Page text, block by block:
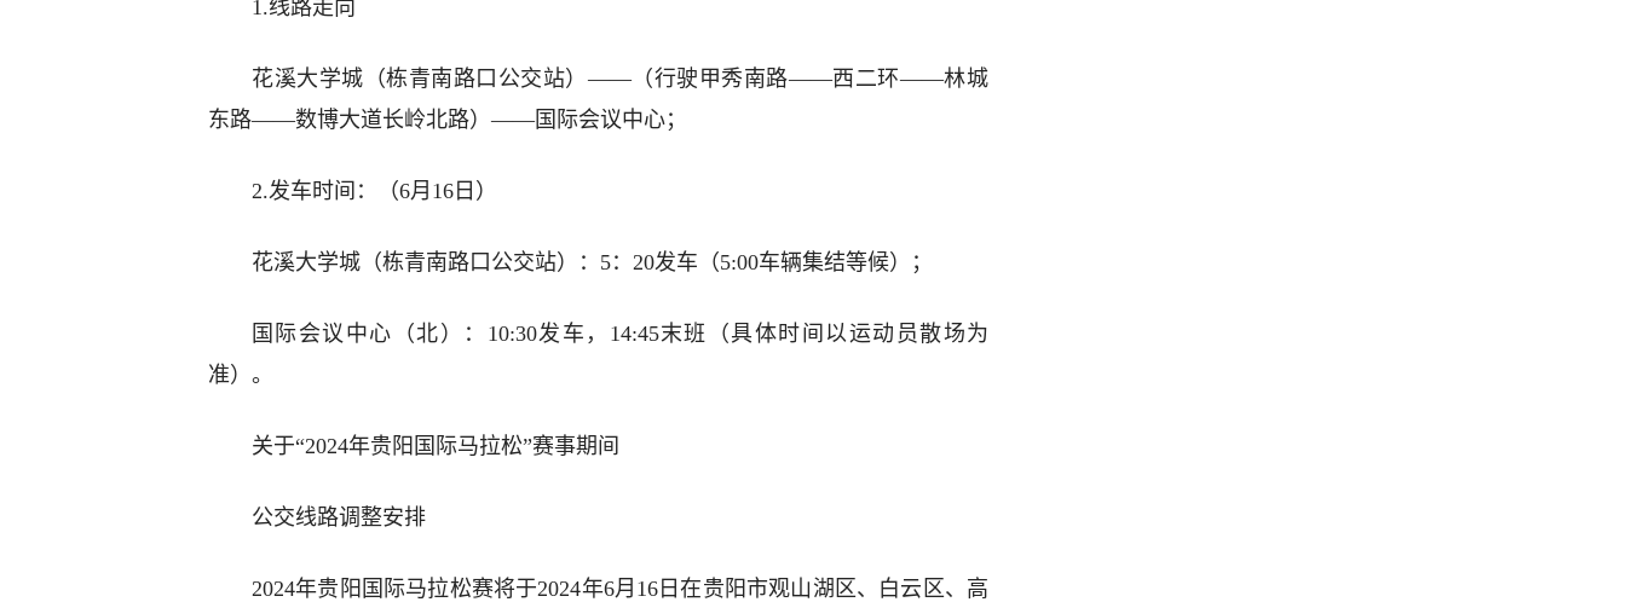
1.线路走向
花溪大学城（栋青南路口公交站）——（行驶甲秀南路——西二环——林城
东路——数博大道长岭北路）——国际会议中心；
2.发车时间：（6月16日）
花溪大学城（栋青南路口公交站）：5：20发车（5:00车辆集结等候）；
国际会议中心（北）：10:30发车，14:45末班（具体时间以运动员散场为
准）。
关于“2024年贵阳国际马拉松”赛事期间
公交线路调整安排
2024年贵阳国际马拉松赛将于2024年6月16日在贵阳市观山湖区、白云区、高